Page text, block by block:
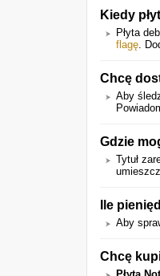
Kiedy
Płyta
flagę.
Chcę
Aby
Gdzie
Tytuł
Ile
Aby
Chcę